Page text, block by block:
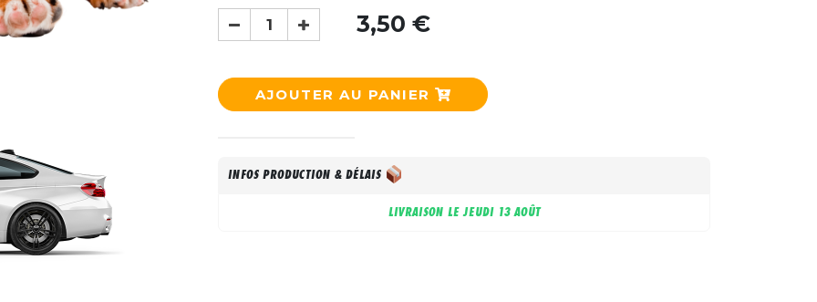
3,50 €
AJOUTER AU PANIER
INFOS PRODUCTION & DÉLAIS
LIVRAISON LEJEUDI 13 AOÛT